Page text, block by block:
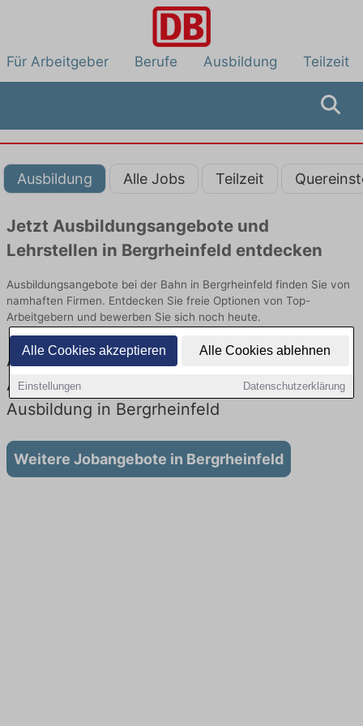
Alle Cookies akzeptieren Alle Cookies ablehnen
Einstellungen Datenschutzerklärung
Für Arbeitgeber Berufe Ausbildung Teilzeit
Ausbildung Alle Jobs Teilzeit
Jetzt Ausbildungsangebote und
Lehrstellen in Bergrheinfeld entdecken
Ausbildungsangebote bei der Bahn in Bergrheinfeld finden Sie von
namhaften Firmen. Entdecken Sie freie Optionen von Top-
Arbeitgebern und bewerben Sie sich noch heute.
Ausbildung in Bergrheinfeld bei der Bahn:
Aktuell gibt es keine Stellenangebote für
Ausbildung in Bergrheinfeld
Weitere Jobangebote in Bergrheinfeld